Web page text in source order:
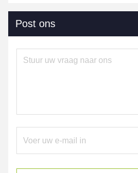
Post ons